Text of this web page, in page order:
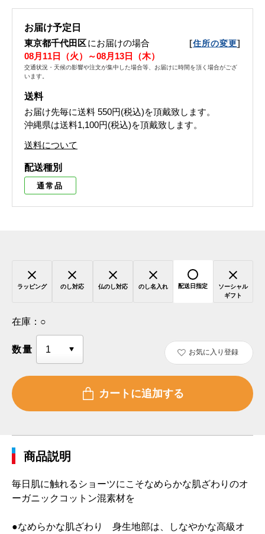
お届け予定日
東京都千代田区にお届けの場合 [住所の変更]
08月11日（火）～08月13日（木）
交通状況・天候の影響や注文が集中した場合等、お届けに時間を頂く場合がござ
います。
送料
お届け先毎に送料 550円(税込)を頂戴致します。
沖縄県は送料1,100円(税込)を頂戴致します。
送料について
配送種別
通常品
ラッピング のし対応 仏のし対応 のし名入れ 配送日指定
ソーシャル
ギフト
在庫： ○
数量 お気に入り登録
商品説明
毎日肌に触れるショーツにこそなめらかな肌ざわりのオ
ーガニックコットン混素材を
●なめらかな肌ざわり 身生地部は、しなやかな高級オ